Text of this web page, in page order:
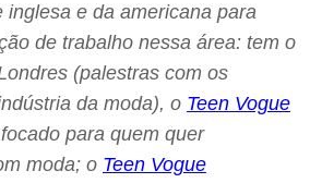
inglesa e da americana para
de trabalho nessa área: tem o
(palestras com os
da moda), o Teen Vogue
para quem quer
moda; o Teen Vogue